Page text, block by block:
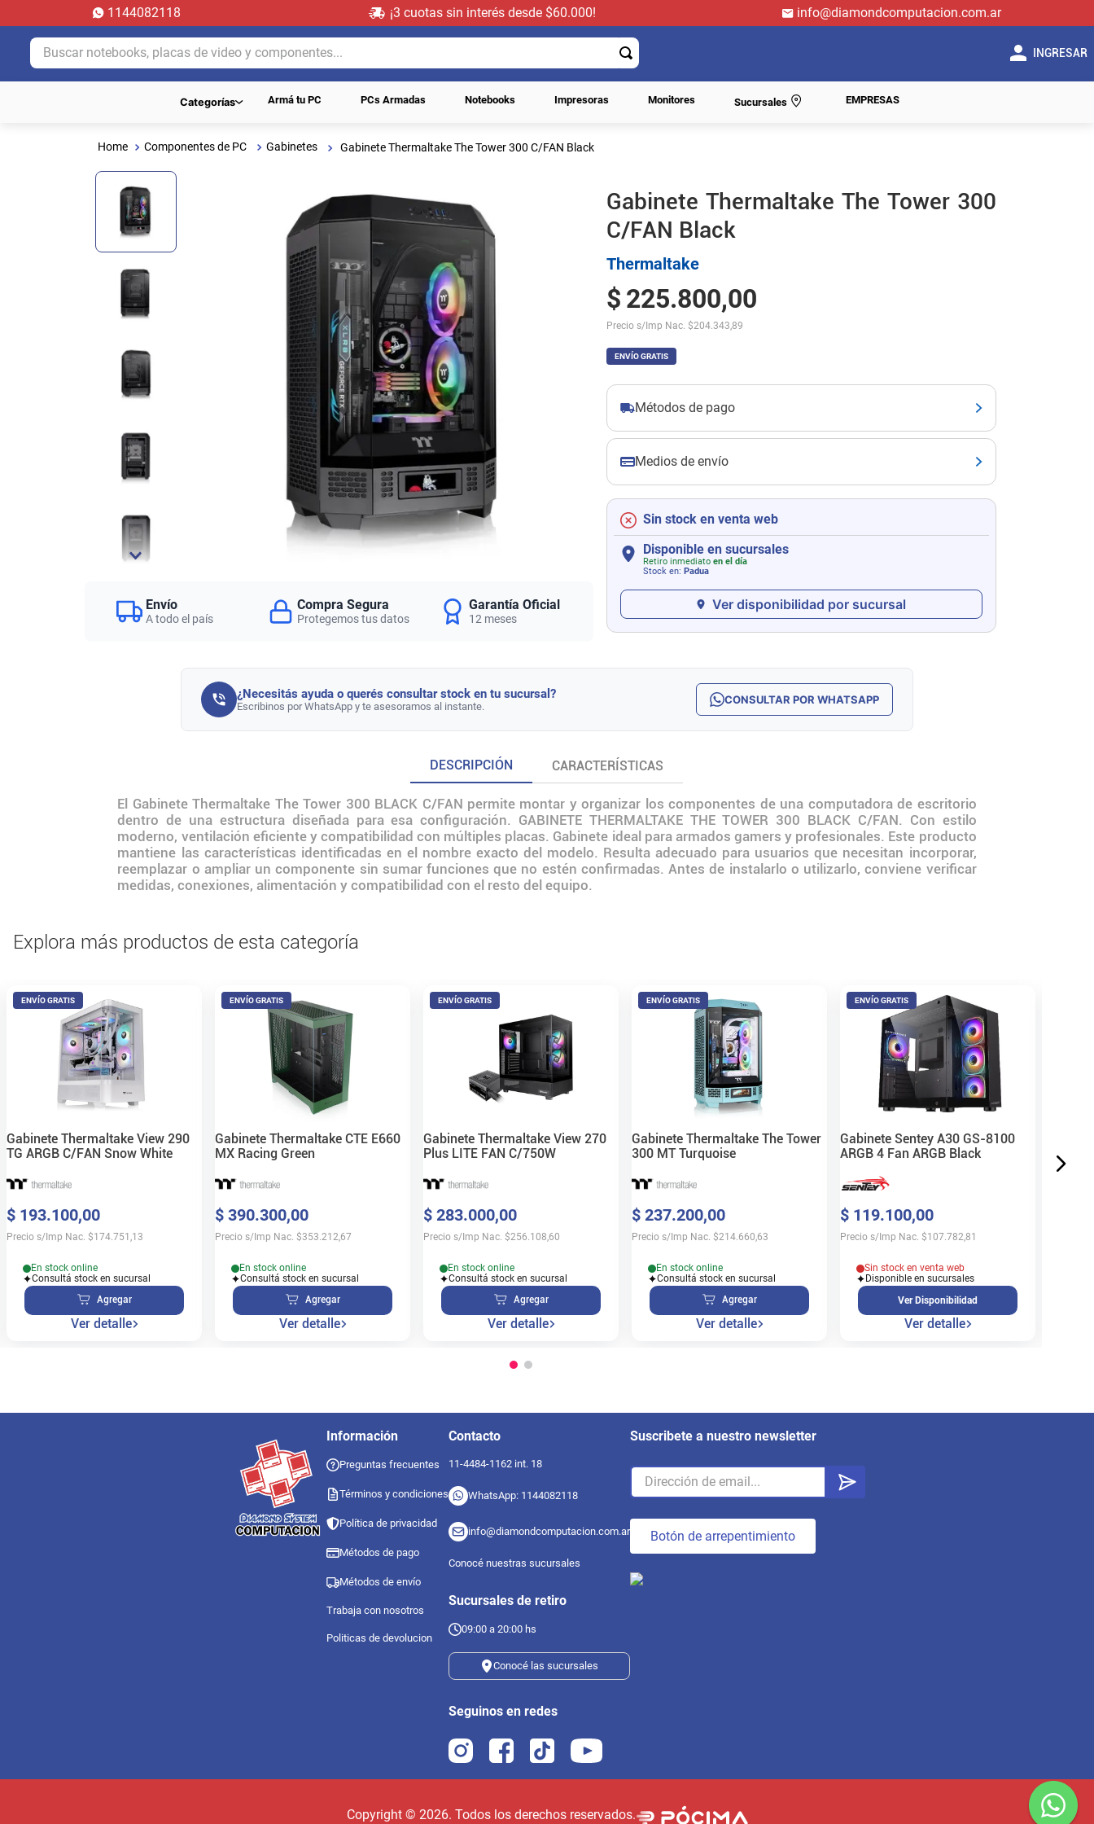
1144082118 ¡3 cuotas sin interés desde $60.000!
info@diamondcomputacion.com.ar
Buscar notebooks, placas de video y componentes...
INGRESAR
Categorías Armá tu PC PCs Armadas Notebooks Impresoras Monitores Sucursales EMPRESAS
Componentes de PC Gabinetes Gabinete Thermaltake The Tower 300 C/FAN Black
Envío
A todo el país
Compra Segura
Protegemos tus datos
Garantía Oficial
12 meses
Gabinete Thermaltake The Tower 300
C/FAN Black
Thermaltake
$ 225.800,00
Precio s/Imp Nac. $204.343,89
ENVÍO GRATIS
Métodos de pago
Medios de envío
Sin stock en venta web
Disponible en sucursales
Retiro inmediato en el día
Stock en: Padua
Ver disponibilidad por sucursal
¿Necesitás ayuda o querés consultar stock en tu sucursal?
Escribinos por WhatsApp y te asesoramos al instante. CONSULTAR POR WHATSAPP
DESCRIPCIÓN CARACTERÍSTICAS
El Gabinete Thermaltake The Tower 300 BLACK C/FAN permite montar y organizar los componentes de una computadora de escritorio
dentro de una estructura diseñada para esa configuración. GABINETE THERMALTAKE THE TOWER 300 BLACK C/FAN. Con estilo
moderno, ventilación eficiente y compatibilidad con múltiples placas. Gabinete ideal para armados gamers y profesionales. Este producto
mantiene las características identificadas en el nombre exacto del modelo. Resulta adecuado para usuarios que necesitan incorporar,
reemplazar o ampliar un componente sin sumar funciones que no estén confirmadas. Antes de instalarlo o utilizarlo, conviene verificar
medidas, conexiones, alimentación y compatibilidad con el resto del equipo.
Explora más productos de esta categoría
ENVÍO GRATIS
Gabinete Thermaltake View 290
TG ARGB C/FAN Snow White
$ 193.100,00
Precio s/Imp Nac. $174.751,13
En stock online
Consultá stock en sucursal
Agregar
Ver detalle
ENVÍO GRATIS
Gabinete Thermaltake CTE E660
MX Racing Green
$ 390.300,00
Precio s/Imp Nac. $353.212,67
En stock online
Consultá stock en sucursal
Agregar
Ver detalle
ENVÍO GRATIS
Gabinete Thermaltake View 270
Plus LITE FAN C/750W
$ 283.000,00
Precio s/Imp Nac. $256.108,60
En stock online
Consultá stock en sucursal
Agregar
Ver detalle
ENVÍO GRATIS
Gabinete Thermaltake The Tower
300 MT Turquoise
$ 237.200,00
Precio s/Imp Nac. $214.660,63
En stock online
Consultá stock en sucursal
Agregar
Ver detalle
ENVÍO GRATIS
Gabinete Sentey A30 GS-8100
ARGB 4 Fan ARGB Black
$ 119.100,00
Precio s/Imp Nac. $107.782,81
Sin stock en venta web
Disponible en sucursales
Ver Disponibilidad
Ver detalle
Información
Preguntas frecuentes
Términos y condiciones
Política de privacidad
Métodos de pago
Métodos de envío
Trabaja con nosotros
Politicas de devolucion
Contacto
11-4484-1162 int. 18
WhatsApp: 1144082118
info@diamondcomputacion.com.ar
Conocé nuestras sucursales
Sucursales de retiro
09:00 a 20:00 hs
Conocé las sucursales
Seguinos en redes
Suscribete a nuestro newsletter
Botón de arrepentimiento
Copyright © 2026. Todos los derechos reservados.